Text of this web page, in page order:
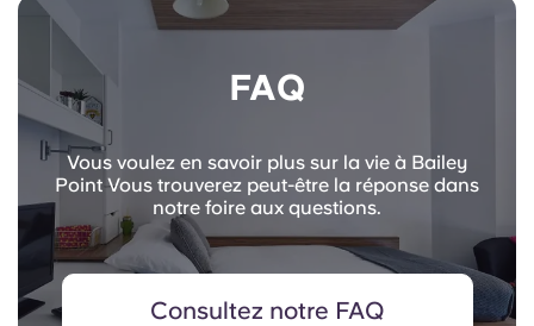
FAQ
Vous voulez en savoir plus sur la vie à Bailey
Point Vous trouverez peut-être la réponse dans
notre foire aux questions.
Consultez notre FAQ